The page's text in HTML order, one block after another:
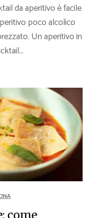
da aperitivo è facile
poco alcolico
Un aperitivo in
come